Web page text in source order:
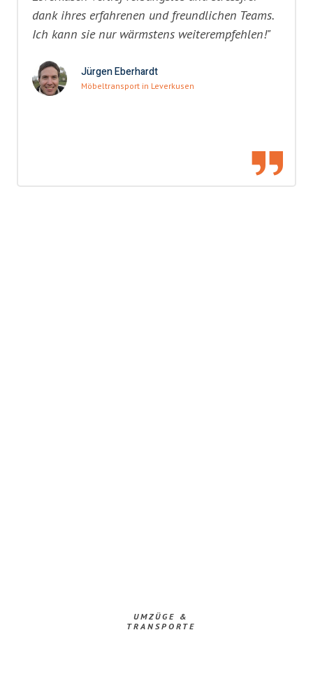
dank ihres erfahrenen und freundlichen Teams.
Ich kann sie nur wärmstens weiterempfehlen!"
Jürgen Eberhardt
Möbeltransport in Leverkusen
UMZÜGE &
TRANSPORTE